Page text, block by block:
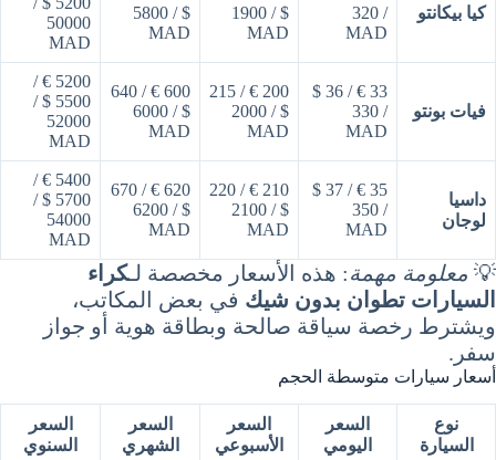
كيا بيكانتو
/ 320
MAD
$ / 1900
MAD
$ / 5800
MAD
50000
MAD
فيات بونتو
33 € / 36 $
/ 330
MAD
200 € / 215
$ / 2000
MAD
600 € / 640
$ / 6000
MAD
5200 € /
5500 $ /
52000
MAD
داسيا
لوجان
35 € / 37 $
/ 350
MAD
210 € / 220
$ / 2100
MAD
620 € / 670
$ / 6200
MAD
5400 € /
5700 $ /
54000
MAD
💡 معلومة مهمة: هذه الأسعار مخصصة لـكراء
السيارات تطوان بدون شيك في بعض المكاتب،
ويشترط رخصة سياقة صالحة وبطاقة هوية أو جواز
سفر.
أسعار سيارات متوسطة الحجم
نوع
السيارة
السعر
اليومي
السعر
الأسبوعي
السعر
الشهري
السعر
السنوي